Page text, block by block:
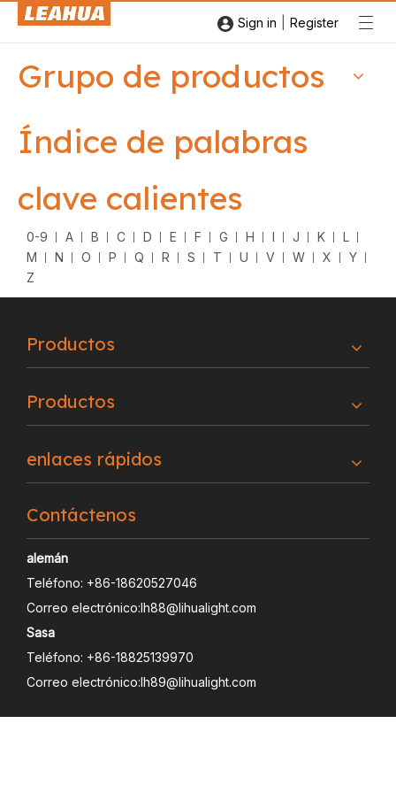
Sign in Register
Grupo de productos
Índice de palabras
clave calientes
0-9 A B C D E F G H I J K
L
M
N O P Q R S T U V W X
Y
Z
Productos
Productos
enlaces rápidos
Contáctenos
alemán
Teléfono: +86-18620527046
Correo electrónico:lh88@lihualight.com
Sasa
Teléfono: +86-18825139970
Correo electrónico:lh89@lihualight.com